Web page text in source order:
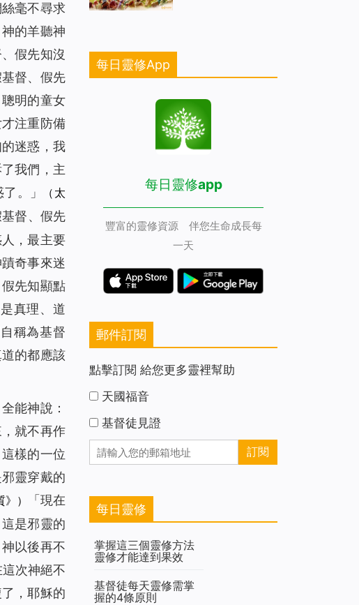
毫不尋求
的羊聽神
假先知沒
督、假先
明的童女
注重防備
迷惑，我
我們，主
。 」
（太
督、假先
，最主要
奇事來迷
先知顯點
真理、道
稱為基督
的都應該
能神說：
就不再作
樣的一位
靈穿戴的
） 「 現在
是邪靈的
以後再不
次神絕不
，耶穌的
每日靈修App
每日靈修app
豐富的靈修資源 伴您生命成長每
一天
郵件訂閱
點擊訂閱 給您更多靈裡幫助
天國福音
基督徒見證
每日靈修
掌握這三個靈修方法
靈修才能達到果效
基督徒每天靈修需掌
握的4條原則